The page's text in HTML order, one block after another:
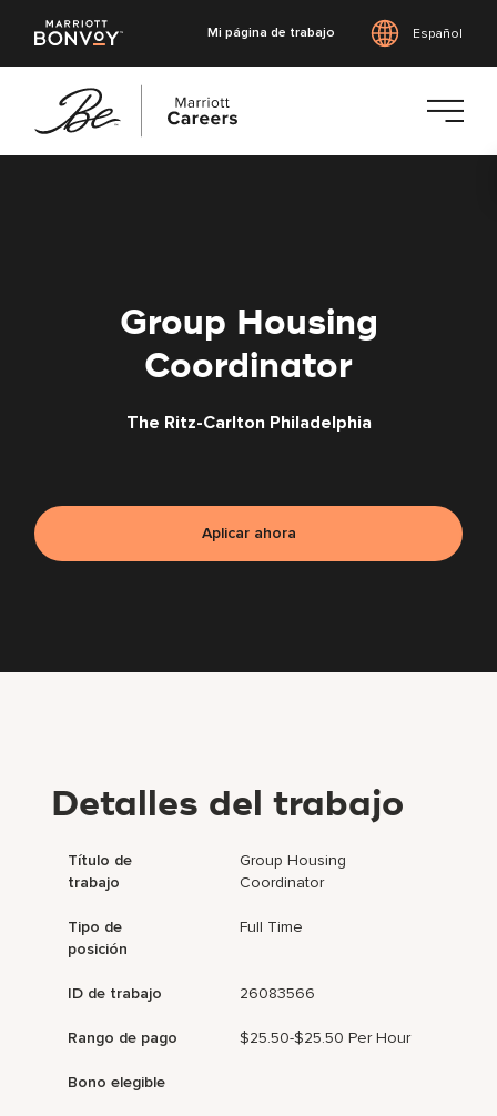
Mi página de trabajo Español
Group Housing
Coordinator
The Ritz-Carlton Philadelphia
Aplicar ahora
Detalles del trabajo
Título de
trabajo
Group Housing
Coordinator
Tipo de
posición
Full Time
ID de trabajo 26083566
Rango de pago $25.50-$25.50 Per Hour
Bono elegible